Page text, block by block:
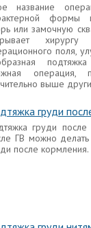
название
формы
или замочную
поля,
операция,
выше
груди
груди
ГВ можно делать
после кормления.